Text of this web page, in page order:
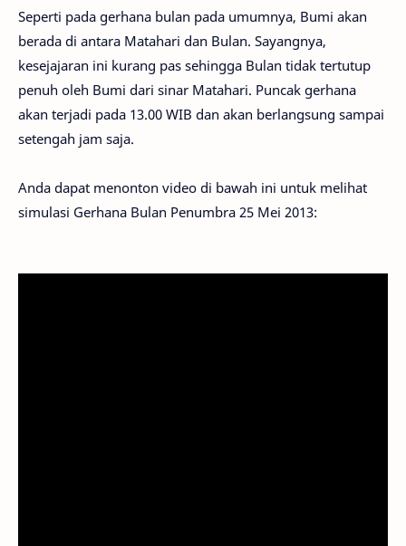
Seperti pada gerhana bulan pada umumnya, Bumi akan
berada di antara Matahari dan Bulan. Sayangnya,
kesejajaran ini kurang pas sehingga Bulan tidak tertutup
penuh oleh Bumi dari sinar Matahari. Puncak gerhana
akan terjadi pada 13.00 WIB dan akan berlangsung sampai
setengah jam saja.
Anda dapat menonton video di bawah ini untuk melihat
simulasi Gerhana Bulan Penumbra 25 Mei 2013: